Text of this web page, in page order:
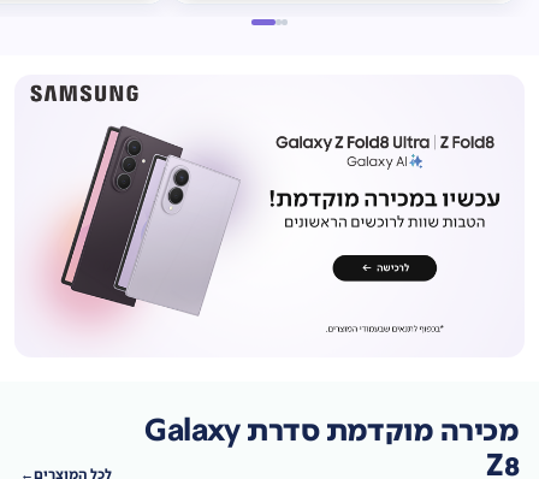
מכירה מוקדמת סדרת Galaxy
Z8